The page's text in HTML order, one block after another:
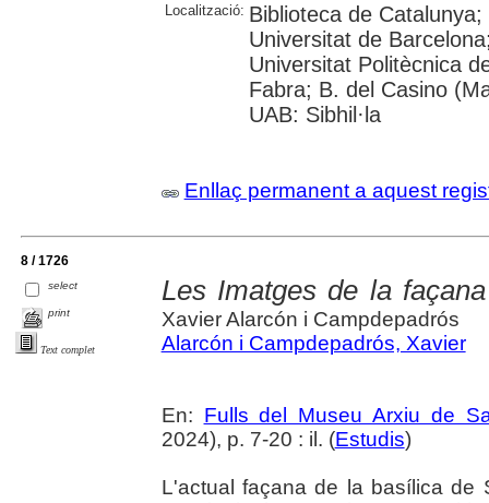
Localització: Biblioteca de
Universitat de
Universitat Politècnica
Fabra; B. del Casino
UAB: Sibhil·la
Enllaç permanent a aquest
8 / 1726
select
print
Text complet
Les Imatges de la
Xavier Alarcón i Campdepadrós
Alarcón i Campdepadrós, Xavier
En: Fulls del Museu Arxiu de
2024), p. 7-20 : il. (Estudis)
L'actual façana de la basílica de